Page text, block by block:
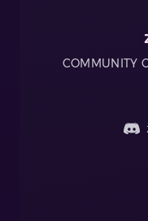
COMMUNITY